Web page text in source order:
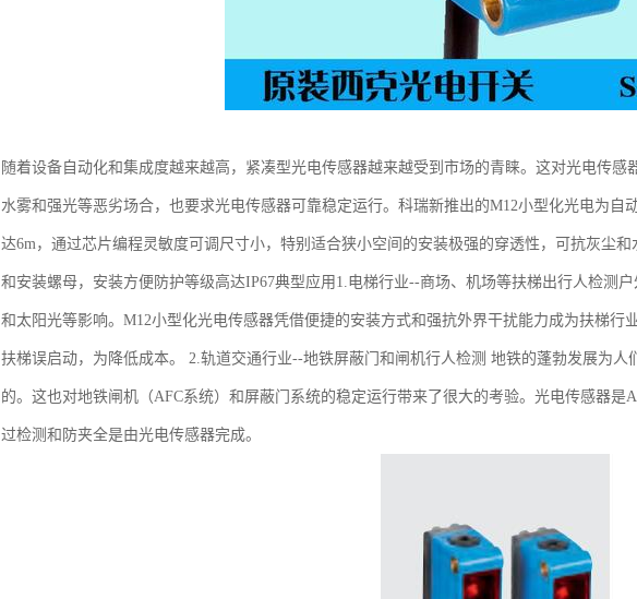
随着设备自动化和集成度越来越高，紧凑型光电传感器越来越受到市场的青睐。这对光电传感
水雾和强光等恶劣场合，也要求光电传感器可靠稳定运行。科瑞新推出的M12小型化光电为自
达6m，通过芯片编程灵敏度可调尺寸小，特别适合狭小空间的安装极强的穿透性，可抗灰尘
和安装螺母，安装方便防护等级高达IP67典型应用1.电梯行业--商场、机场等扶梯出行人检测
和太阳光等影响。M12小型化光电传感器凭借便捷的安装方式和强抗外界干扰能力成为扶梯行
扶梯误启动，为降低成本。 2.轨道交通行业--地铁屏蔽门和闸机行人检测 地铁的蓬勃发展为
的。这也对地铁闸机（AFC系统）和屏蔽门系统的稳定运行带来了很大的考验。光电传感器是
过检测和防夹全是由光电传感器完成。